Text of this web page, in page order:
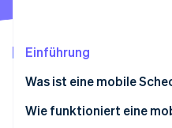
CO₂-Entnahme
Identity
Online-Identitätsprüfung
Einführung
Was ist eine mobile
Wie funktioniert eine